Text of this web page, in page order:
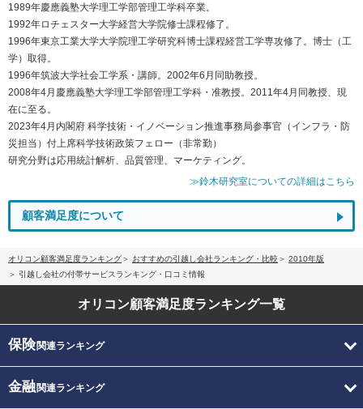
1989年慶應義塾大学理工学部管理工学科卒業。
1992年ロチェスター大学経営大学院修士課程修了。
1996年東京工業大学大学院理工学研究科博士課程経営工学専攻修了。博士（工
学）取得。
1996年筑波大学社会工学系・講師。2002年6月同助教授。
2008年4月慶應義塾大学理工学部管理工学科・准教授。2011年4月同教授、現
在に至る。
2023年4月内閣府 科学技術・イノベーション推進事務局参事官（インフラ・防
災担当）付上席科学技術政策フェロー（非常勤）
研究分野は応用統計解析、品質管理、マーケティング。
≫鈴木研究室についての詳細はこちら
顧客満足度について
オリコン顧客満足度ランキング おすすめの引越し会社ランキング・比較
2010年版
引越し会社の付帯サービスランキング・口コミ情報
オリコン顧客満足度ランキング一覧
保険関連ランキング
金融関連ランキング